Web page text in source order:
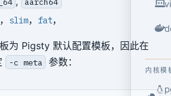
内核模
， slim， fat，
为 Pigsty 默认配置模板，因此在
-c meta 参数：